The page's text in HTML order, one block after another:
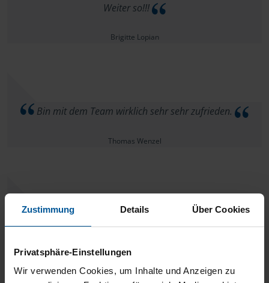
Zustimmung Details Über Cookies
Privatsphäre-Einstellungen
Wir verwenden Cookies, um Inhalte und Anzeigen zu
Weiter so!!!
Brigitte Lopian
Bin mit dem Team wirklich sehr sehr zufrieden.
Thomas Wenzel
Alles bestens